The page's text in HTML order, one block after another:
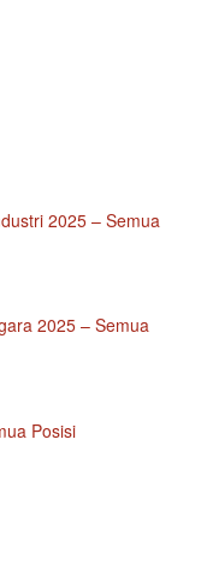
2025 – Semua
2025 – Semua
Posisi